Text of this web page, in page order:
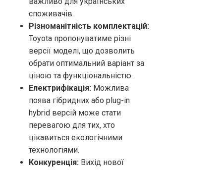
споживачів.
Різноманітність комплектацій:
Toyota пропонуватиме різні
версії моделі, що дозволить
обрати оптимальний варіант за
ціною та функціональністю.
Електрифікація: Можлива
поява гібридних або plug-in
hybrid версій може стати
перевагою для тих, хто
цікавиться екологічними
технологіями.
Конкуренція: Вихід нової